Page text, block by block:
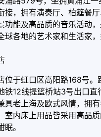
接，拥有演奏厅、柏筵餐
功能及高品质的音乐活动
球各地的艺术家和生活家
位于虹口区高阳路168号。
铁12线提篮桥站3号出口直
具老上海及欧式风情，拥
室内床上用品皆采用高品
。